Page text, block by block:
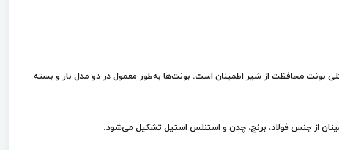
بونت محافظت از شیر اطمینان است. بونت‌ها به‌طور معمول در دو مدل باز و بسته